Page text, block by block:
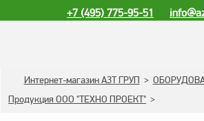
+7 (495) 775-95-51
КАТАЛОГ ПРОДУКЦИИ
Топливораздаточные
Интернет-магазин АЗТ ГРУП >
Продукция ООО "ТЕХНО ПРОЕКТ" >